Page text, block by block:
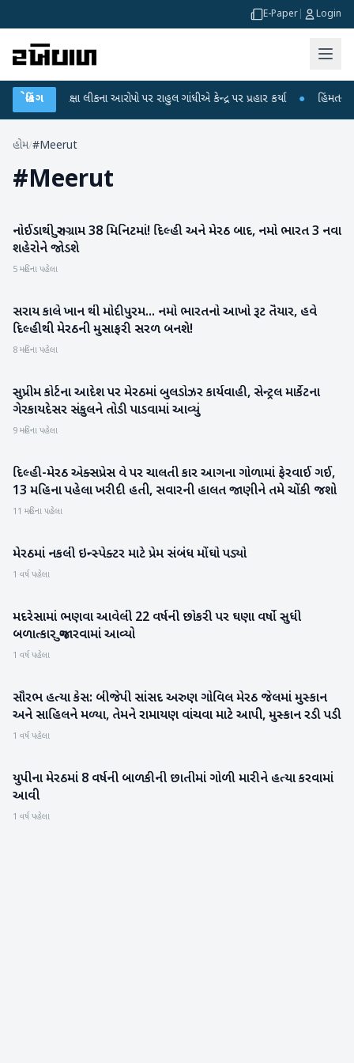
E-Paper Login
બ્રેકિંગ
NET પરીક્ષા લીકના આરોપો પર રાહુલ ગાંધીએ કેન્દ્ર પર પ્રહાર કર્યા ●
હોમ/#Meerut
#Meerut
રાષ્ટ્રીય
નોઈડાથી ગુરુગ્રામ 38 મિનિટમાં! દિલ્હી અને મેરઠ બાદ, નમો ભારત 3 નવા
શહેરોને જોડશે
5 મહિના પહેલા
રાષ્ટ્રીય
સરાય કાલે ખાન થી મોદીપુરમ... નમો ભારતનો આખો રૂટ તૈયાર, હવે
દિલ્હીથી મેરઠની મુસાફરી સરળ બનશે!
8 મહિના પહેલા
રાષ્ટ્રીય
સુપ્રીમ કોર્ટના આદેશ પર મેરઠમાં બુલડોઝર કાર્યવાહી, સેન્ટ્રલ માર્કેટના
ગેરકાયદેસર સંકુલને તોડી પાડવામાં આવ્યું
9 મહિના પહેલા
રાષ્ટ્રીય
દિલ્હી-મેરઠ એક્સપ્રેસ વે પર ચાલતી કાર આગના ગોળામાં ફેરવાઈ ગઈ,
13 મહિના પહેલા ખરીદી હતી, સવારની હાલત જાણીને તમે ચોંકી જશો
11 મહિના પહેલા
રાષ્ટ્રીય
મેરઠમાં નકલી ઇન્સ્પેક્ટર માટે પ્રેમ સંબંધ મોંઘો પડ્યો
1 વર્ષ પહેલા
રાષ્ટ્રીય
મદરેસામાં ભણવા આવેલી 22 વર્ષની છોકરી પર ઘણા વર્ષો સુધી
બળાત્કાર ગુજારવામાં આવ્યો
1 વર્ષ પહેલા
રાષ્ટ્રીય
સૌરભ હત્યા કેસ: બીજેપી સાંસદ અરુણ ગોવિલ મેરઠ જેલમાં મુસ્કાન
અને સાહિલને મળ્યા, તેમને રામાયણ વાંચવા માટે આપી, મુસ્કાન રડી પડી
1 વર્ષ પહેલા
રાષ્ટ્રીય
યુપીના મેરઠમાં 8 વર્ષની બાળકીની છાતીમાં ગોળી મારીને હત્યા કરવામાં
આવી
1 વર્ષ પહેલા